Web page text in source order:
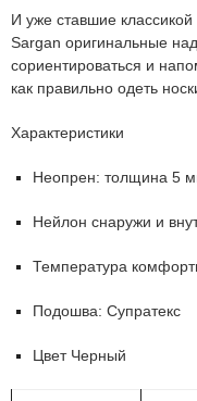
И уже ставшие
Sargan оригинальные
сориентироваться и
как правильно одеть
Характеристики
Неопрен: толщина 5
Нейлон снаружи и
Температура
Подошва: Супратекс
Цвет Черный